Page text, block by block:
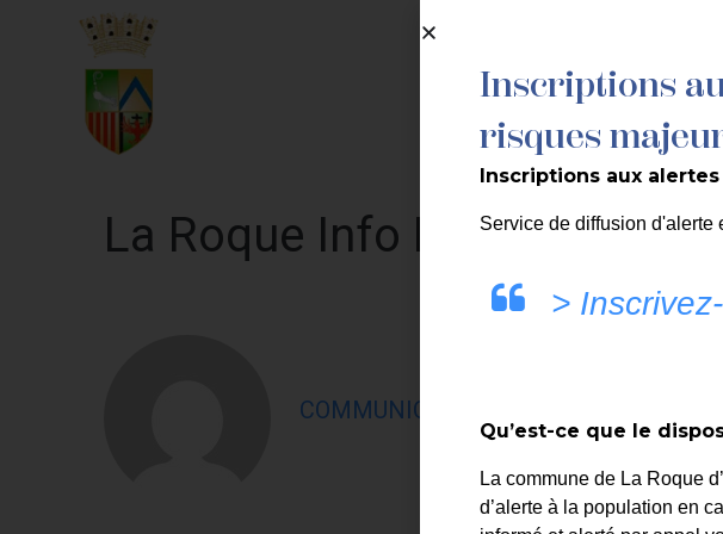
MON QUOTIDIEN
La Roque Info N°199
COMMUNICATION LA ROQUE
Inscriptions
risques
Inscriptions aux
Service de diffusion d'alerte
>
Qu’est-ce que le
La commune de La Roque
d’alerte à la population en